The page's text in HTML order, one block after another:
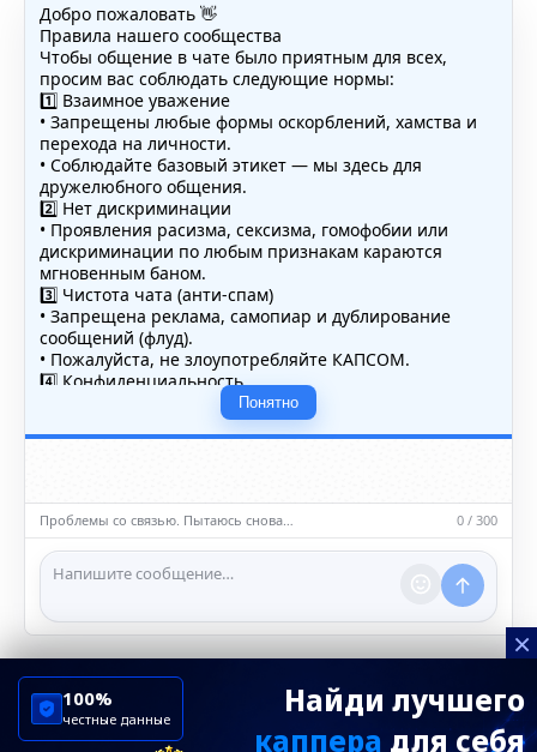
Добро пожаловать 👋
Правила нашего сообщества
Чтобы общение в чате было приятным для всех,
просим вас соблюдать следующие нормы:
1️⃣ Взаимное уважение
• Запрещены любые формы оскорблений, хамства и
перехода на личности.
• Соблюдайте базовый этикет — мы здесь для
дружелюбного общения.
2️⃣ Нет дискриминации
• Проявления расизма, сексизма, гомофобии или
дискриминации по любым признакам караются
мгновенным баном.
3️⃣ Чистота чата (анти-спам)
• Запрещена реклама, самопиар и дублирование
сообщений (флуд).
• Пожалуйста, не злоупотребляйте КАПСОМ.
4️⃣ Конфиденциальность
• Не публикуйте личные данные — свои или чужие
(телефоны, адреса, документы).
5️⃣ Уместность контента
насилию.
ℹ️ Модераторы и администраторы вправе удалять
сообщения и ограничивать доступ к чату при
нарушении правил.
Понятно
Проблемы со связью. Пытаюсь снова… 0 / 300
×
Найди лучшего
каппера для себя
100%
честные данные